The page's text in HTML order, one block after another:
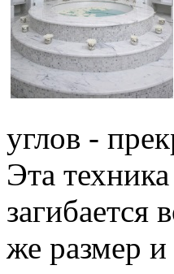
углов -
Эта
загибается
же размер